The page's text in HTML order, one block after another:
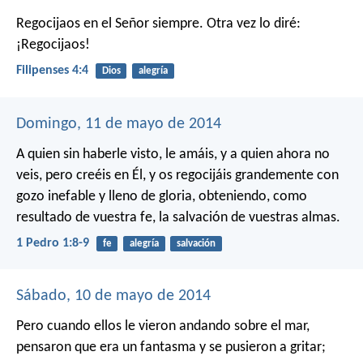
Regocijaos en el Señor siempre. Otra vez lo diré:
¡Regocijaos!
Filipenses 4:4 Dios alegría
Domingo, 11 de mayo de 2014
A quien sin haberle visto, le amáis, y a quien ahora no
veis, pero creéis en Él, y os regocijáis grandemente con
gozo inefable y lleno de gloria, obteniendo, como
resultado de vuestra fe, la salvación de vuestras almas.
1 Pedro 1:8-9 fe alegría salvación
Sábado, 10 de mayo de 2014
Pero cuando ellos le vieron andando sobre el mar,
pensaron que era un fantasma y se pusieron a gritar;